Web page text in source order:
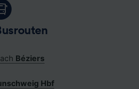
Béziers
Hbf